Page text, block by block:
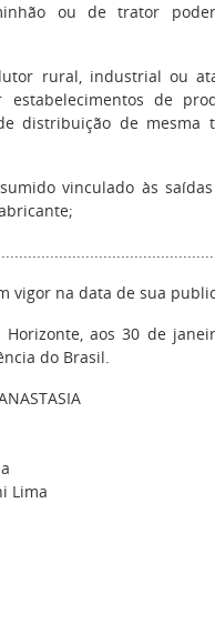
ou de trator
rural, industrial ou
estabelecimentos de
distribuição de mesma
vinculado às
vigor na data de sua
Horizonte, aos 30 de
do Brasil.
Lima